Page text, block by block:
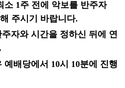
소 1주 전에 악보를 반주자
주시기 바랍니 다.
자와 시간을 정하신 뒤에 연
배당에서 10시 10분에 진행